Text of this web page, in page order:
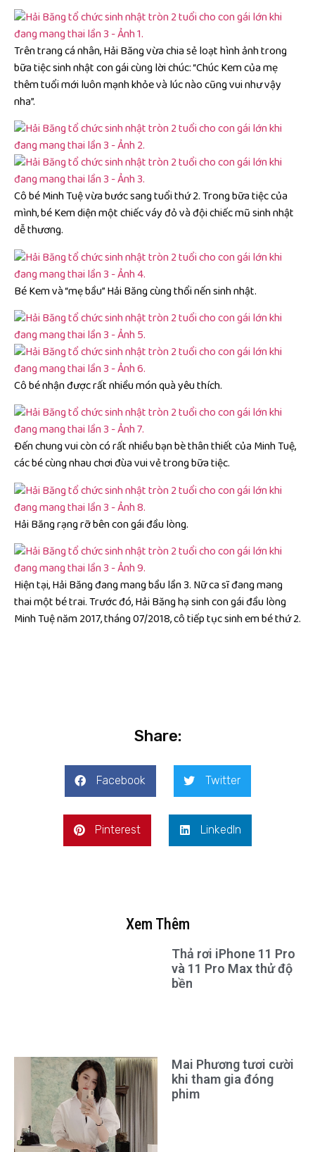
Trên trang cá nhân, Hải Băng vừa chia sẻ loạt hình ảnh trong
bữa tiệc sinh nhật con gái cùng lời chúc: “Chúc Kem của mẹ
thêm tuổi mới luôn mạnh khỏe và lúc nào cũng vui như vậy
nha”.
Cô bé Minh Tuệ vừa bước sang tuổi thứ 2. Trong bữa tiệc của
mình, bé Kem diện một chiếc váy đỏ và đội chiếc mũ sinh nhật
dễ thương.
Bé Kem và “mẹ bầu” Hải Băng cùng thổi nến sinh nhật.
Cô bé nhận được rất nhiều món quà yêu thích.
Đến chung vui còn có rất nhiều bạn bè thân thiết của Minh Tuệ,
các bé cùng nhau chơi đùa vui vẻ trong bữa tiệc.
Hải Băng rạng rỡ bên con gái đầu lòng.
Hiện tại, Hải Băng đang mang bầu lần 3. Nữ ca sĩ đang mang
thai một bé trai. Trước đó, Hải Băng hạ sinh con gái đầu lòng
Minh Tuệ năm 2017, tháng 07/2018, cô tiếp tục sinh em bé thứ 2.
Share:
Facebook Twitter
Pinterest LinkedIn
Xem Thêm
Thả rơi iPhone 11 Pro
và 11 Pro Max thử độ
bền
Mai Phương tươi cười
khi tham gia đóng
phim